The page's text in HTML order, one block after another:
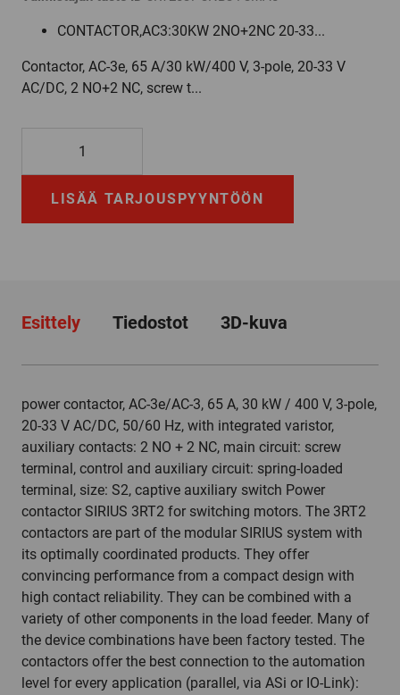
CONTACTOR,AC3:30KW 2NO+2NC 20-33...
Contactor, AC-3e, 65 A/30 kW/400 V, 3-pole, 20-33 V
AC/DC, 2 NO+2 NC, screw t...
3MA0
määräLISÄÄ TARJOUSPYYNTÖÖN
Esittely Tiedostot 3D-kuva
power contactor, AC-3e/AC-3, 65 A, 30 kW / 400 V, 3-pole,
20-33 V AC/DC, 50/60 Hz, with integrated varistor,
auxiliary contacts: 2 NO + 2 NC, main circuit: screw
terminal, control and auxiliary circuit: spring-loaded
terminal, size: S2, captive auxiliary switch Power
contactor SIRIUS 3RT2 for switching motors. The 3RT2
contactors are part of the modular SIRIUS system with
its optimally coordinated products. They offer
convincing performance from a compact design with
high contact reliability. They can be combined with a
variety of other components in the load feeder. Many of
the device combinations have been factory tested. The
contactors offer the best connection to the automation
level for every application (parallel, via ASi or IO-Link):